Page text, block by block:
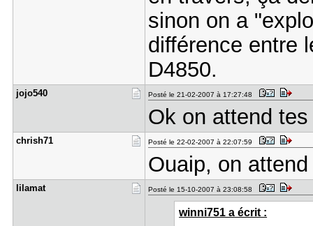
sinon on a
différence entre
D4850.
jojo540 Posté le 21-02-2007 à 17:27:48
Ok on attend
chrish71 Posté le 22-02-2007 à 22:07:59
Ouaip, on
lilamat Posté le 15-10-2007 à 23:08:58
winni751 a écrit :